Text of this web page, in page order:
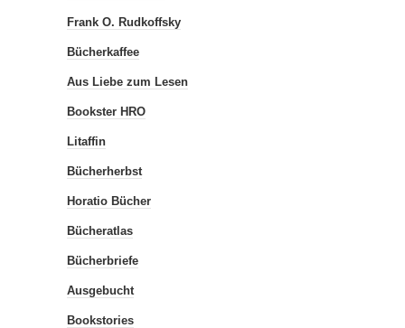
Frank O. Rudkoffsky
Bücherkaffee
Aus Liebe zum Lesen
Bookster HRO
Litaffin
Bücherherbst
Horatio Bücher
Bücheratlas
Bücherbriefe
Ausgebucht
Bookstories